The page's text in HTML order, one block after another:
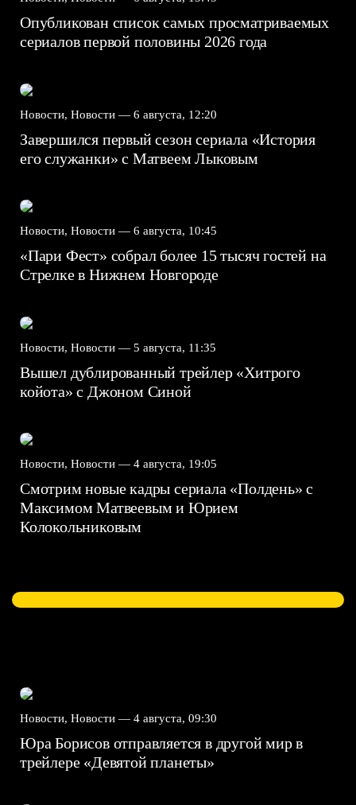
Опубликован список самых просматриваемых
сериалов первой половины 2026 года
Новости, Новости — 6 августа, 12:20
Завершился первый сезон сериала «История
его служанки» с Матвеем Лыковым
Новости, Новости — 6 августа, 10:45
«Пари Фест» собрал более 15 тысяч гостей на
Стрелке в Нижнем Новгороде
Новости, Новости — 5 августа, 11:35
Вышел дублированный трейлер «Хитрого
койота» с Джоном Синой
Новости, Новости — 4 августа, 19:05
Смотрим новые кадры сериала «Полдень» с
Максимом Матвеевым и Юрием
Колокольниковым
Новости, Новости — 4 августа, 09:30
Юра Борисов отправляется в другой мир в
трейлере «Девятой планеты»